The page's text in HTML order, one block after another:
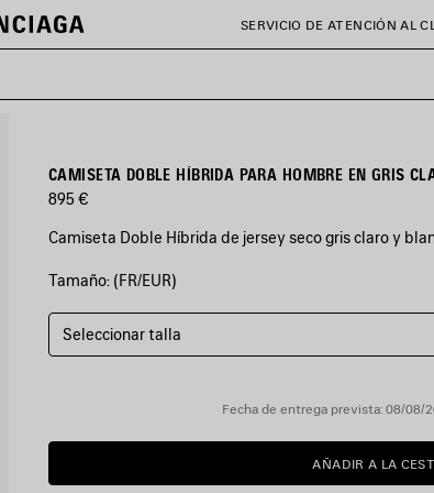
SERVICIO DE ATENCIÓN AL
FAVORITOSCAMISETA DOBLE HÍBRIDA PARA HOMBRE EN GRIS
895 €
Camiseta Doble Híbrida de jersey seco gris claro y
COLORES
GRIS
CLARO/BLANCO
Tamaño: (FR/EUR)
Seleccionar talla
Fecha de entrega prevista: 08/08/
AÑADIR
A
AÑADIR A LAPOR
FAVOR,